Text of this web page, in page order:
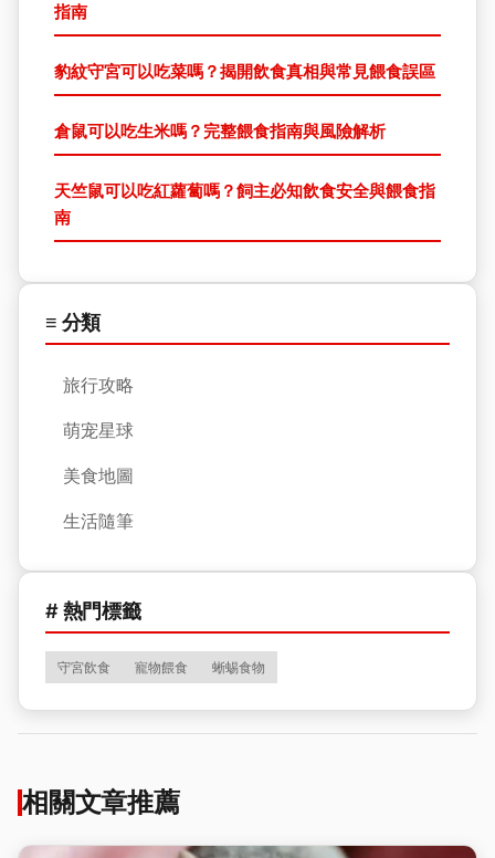
指南
豹紋守宮可以吃菜嗎？揭開飲食真相與常見餵食誤區
倉鼠可以吃生米嗎？完整餵食指南與風險解析
天竺鼠可以吃紅蘿蔔嗎？飼主必知飲食安全與餵食指
南
≡ 分類
旅行攻略
萌宠星球
美食地圖
生活隨筆
# 熱門標籤
守宮飲食 寵物餵食 蜥蜴食物
相關文章推薦